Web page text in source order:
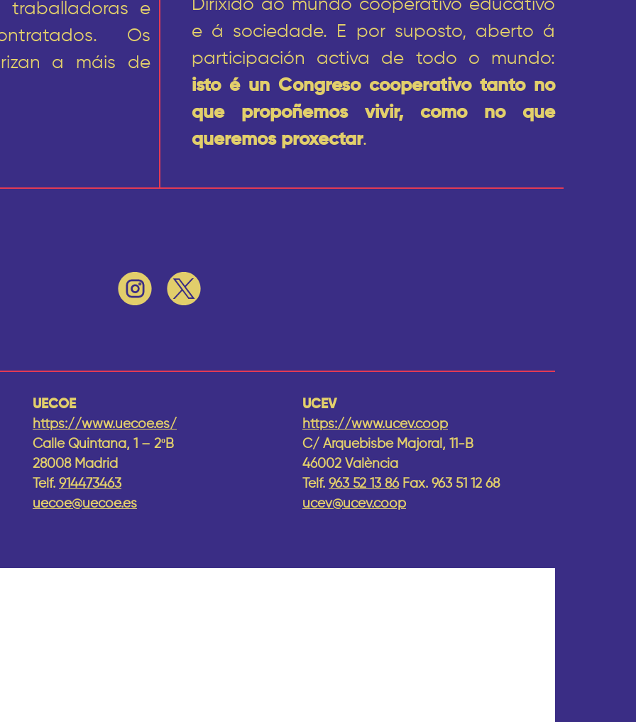
traballadoras e
Os
a máis de
Dirixido ao mundo cooperativo educativo
e á sociedade. E por suposto, aberto á
participación activa de todo o mundo:
isto é un Congreso cooperativo tanto no
que propoñemos vivir, como no que
queremos proxectar.
UECOE
https://www.uecoe.es/
Calle Quintana, 1 – 2ºB
28008 Madrid
Telf. 914473463
uecoe@uecoe.es
UCEV
https://www.ucev.coop
C/ Arquebisbe Majoral, 11-B
46002 València
Telf. 963 52 13 86Fax. 963 51 12 68
ucev@ucev.coop